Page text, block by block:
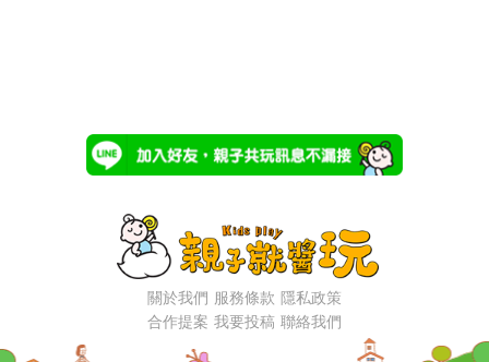
關於我們 服務條款 隱私政策
合作提案 我要投稿 聯絡我們